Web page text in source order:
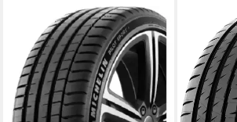
MICHELIN
Sommerreifen PILOT SPORT
5, in verschiedenen
Ausführungen erhältlich
Kraftstoffeffizienz
Produktdatenblatt
Nasshaftung
MICHELIN
Michelin
Nasshaftung